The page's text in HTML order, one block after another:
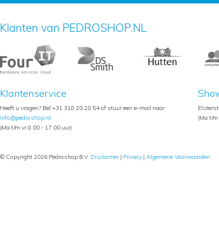
Klanten van PEDROSHOP.NL
Klantenservice
Heeft u vragen? Bel +31 318 20 20 54 of stuur een e-mail naar
info@pedroshop.nl
(Ma t/m vr 8.00 - 17.00 uur)
(Ma t/
© Copyright 2026 Pedroshop B.V. Disclaimer| Privacy | Algemene Voorwaarden